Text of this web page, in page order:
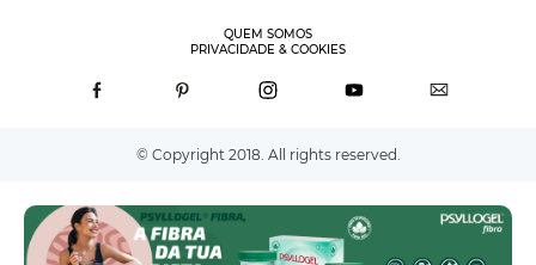
QUEM SOMOS
PRIVACIDADE & COOKIES
© Copyright 2018. All rights reserved.